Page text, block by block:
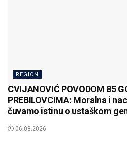
REGION
CVIJANOVIĆ POVODOM 85
PREBILOVCIMA: Moralna i
čuvamo istinu o ustaškom
06.08.2026